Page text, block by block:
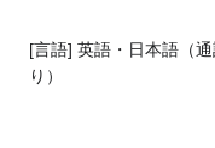
[言語] 英語・日本語（
り）